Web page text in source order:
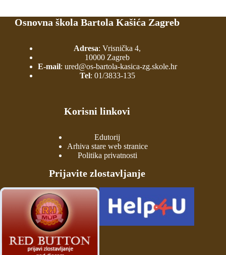
Osnovna škola Bartola Kašića Zagreb
Adresa: Vrisnička 4,
10000 Zagreb
E-mail: ured@os-bartola-kasica-zg.skole.hr
Tel: 01/3833-135
Korisni linkovi
Edutorij
Arhiva stare web stranice
Politika privatnosti
Prijavite zlostavljanje